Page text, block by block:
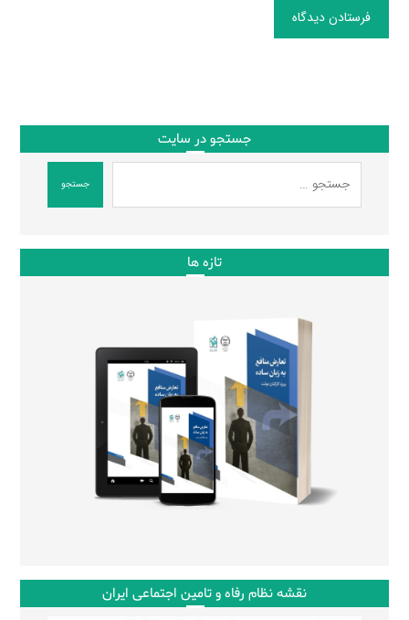
فرستادن دیدگاه
جستجو در سایت
جستجو
تازه ها
نقشه نظام رفاه و تامین اجتماعی ایران